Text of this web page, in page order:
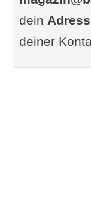
dein
deiner